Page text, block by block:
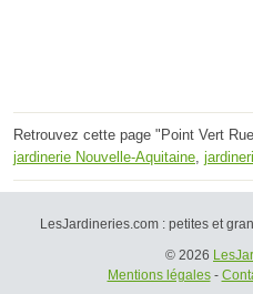
Retrouvez cette page "Point Vert
jardinerie Nouvelle-Aquitaine
LesJardineries.com : petites et
© 2026
Mentions légales-